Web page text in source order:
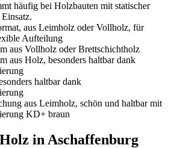
in Aschaffenburg